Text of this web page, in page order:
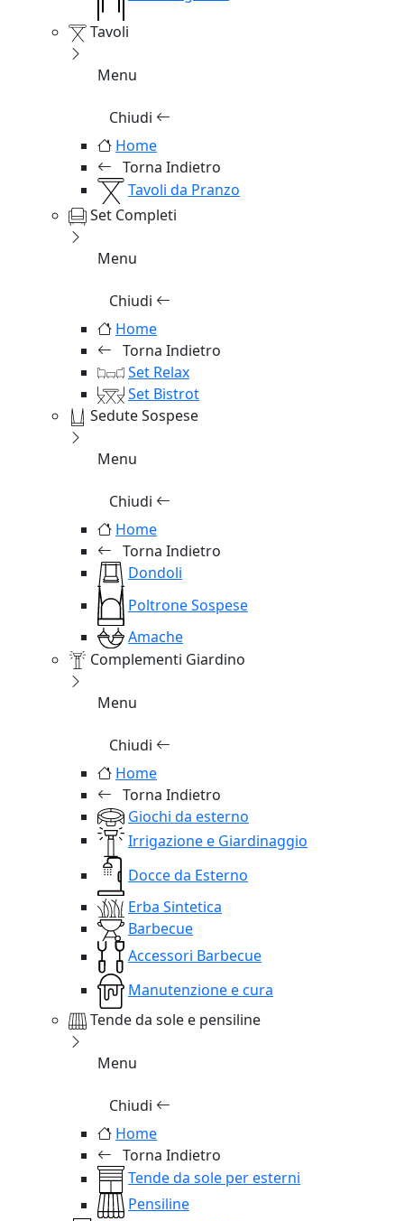
Tavoli
Menu
Chiudi
Home
Torna Indietro
Tavoli da Pranzo
Set Completi
Menu
Chiudi
Home
Torna Indietro
Set Relax
Set Bistrot
Sedute Sospese
Menu
Chiudi
Home
Torna Indietro
Dondoli
Poltrone Sospese
Amache
Complementi Giardino
Menu
Chiudi
Home
Torna Indietro
Giochi da esterno
Irrigazione e Giardinaggio
Docce da Esterno
Erba Sintetica
Barbecue
Accessori Barbecue
Manutenzione e cura
Tende da sole e pensiline
Menu
Chiudi
Home
Torna Indietro
Tende da sole per esterni
Pensiline